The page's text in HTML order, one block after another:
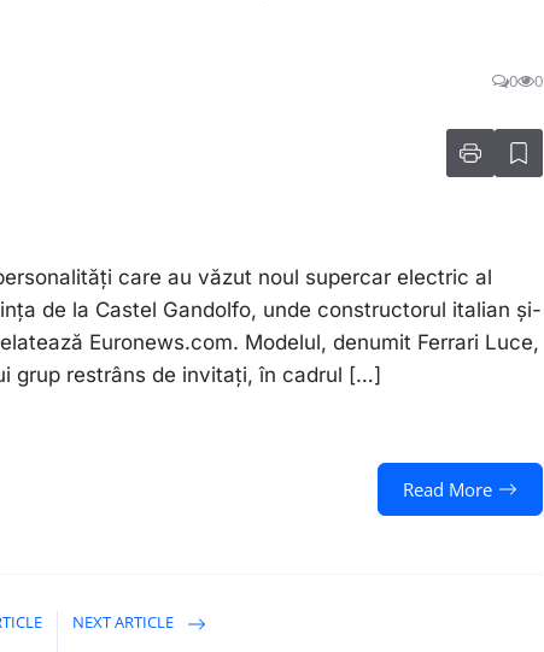
0 0
care au văzut noul supercar electric al
de la Castel Gandolfo, unde constructorul italian și-
Euronews.com. Modelul, denumit Ferrari Luce,
grup restrâns de invitați, în cadrul […]
Read More
NEXT ARTICLE